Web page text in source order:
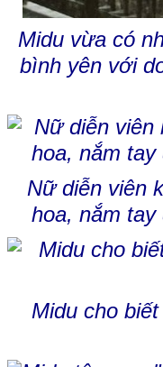
Midu vừa có
bình yên với
Nữ diễn viên
hoa, nắm tay
Midu cho